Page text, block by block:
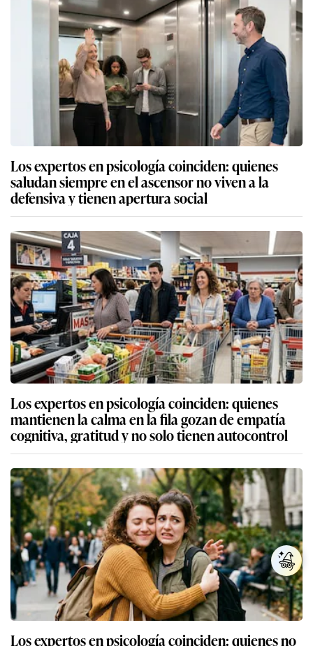
Los expertos en psicología coinciden: quienes
saludan siempre en el ascensor no viven a la
defensiva y tienen apertura social
Los expertos en psicología coinciden: quienes
mantienen la calma en la fila gozan de empatía
cognitiva, gratitud y no solo tienen autocontrol
Los expertos en psicología coinciden: quienes no